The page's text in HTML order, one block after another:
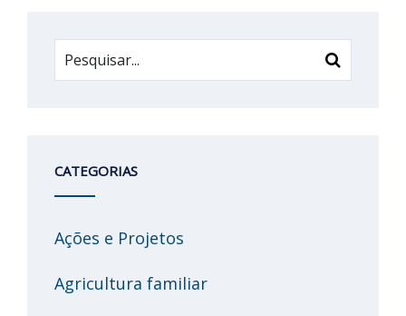
CATEGORIAS
Ações e Projetos
Agricultura familiar